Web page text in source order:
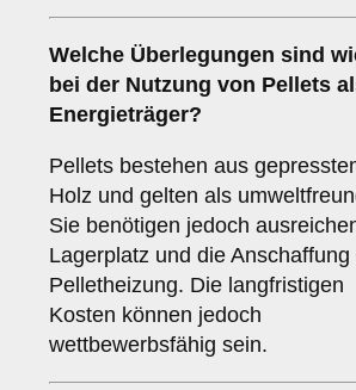
Welche Überlegungen sind
bei der Nutzung von Pellets
Energieträger?
Pellets bestehen aus
Holz und gelten als
Sie benötigen jedoch
Lagerplatz und die Anschaffung
Pelletheizung. Die langfristigen
Kosten können jedoch
wettbewerbsfähig sein.